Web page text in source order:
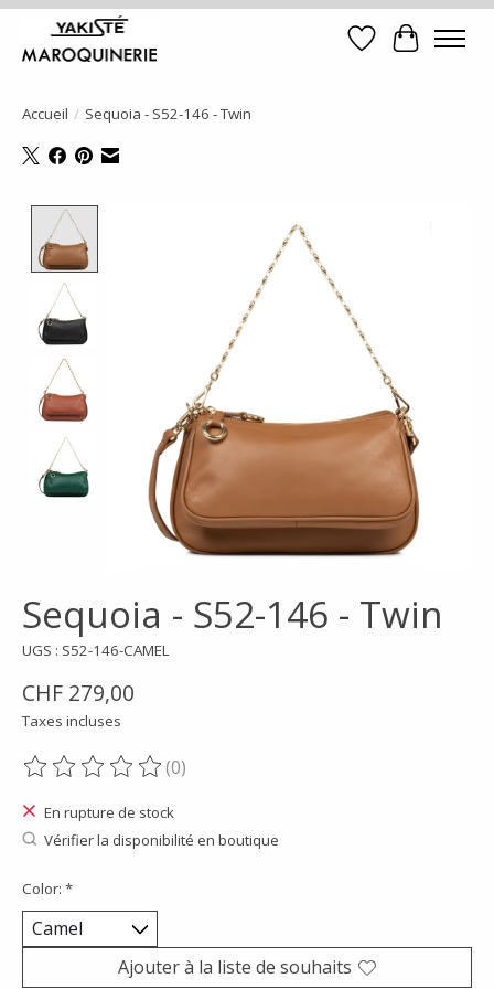
Liste dePanier
Accueil / Sequoia - S52-146 - Twin
Sequoia - S52-146 - Twin
UGS : S52-146-CAMEL
CHF 279,00
Taxes incluses
Ce produit est évalué à
(0)
En rupture de stock
Vérifier la disponibilité en boutique
Color: *
Ajouter à la liste de souhaits